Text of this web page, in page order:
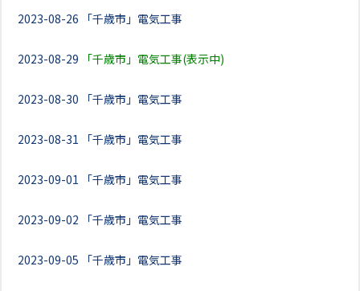
2023-08-26 「千歳市」電気工事
2023-08-29 「千歳市」電気工事(表示中)
2023-08-30 「千歳市」電気工事
2023-08-31 「千歳市」電気工事
2023-09-01 「千歳市」電気工事
2023-09-02 「千歳市」電気工事
2023-09-05 「千歳市」電気工事